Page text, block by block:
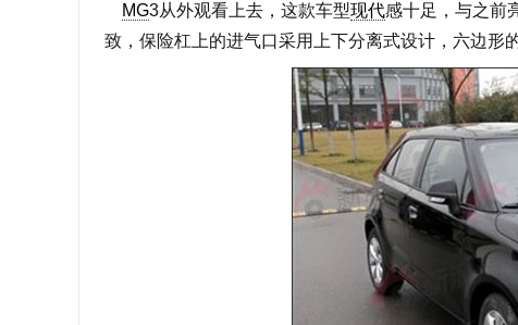
MG3从外观看上去，这款车型现代感十足，与之前
致，保险杠上的进气口采用上下分离式设计，六边形